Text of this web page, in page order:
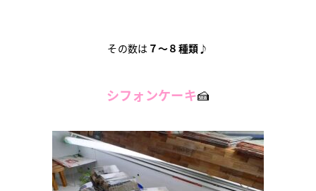
その数は ７～８種類♪
シフォンケーキ🍰